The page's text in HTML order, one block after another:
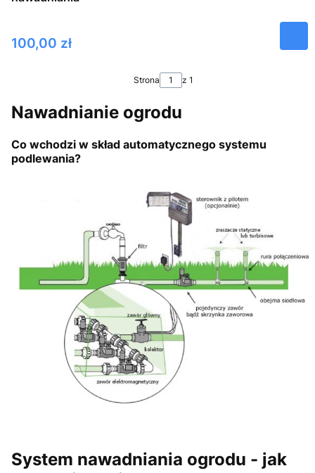
Cena
100,00 zł
Strona z 1
Nawadnianie ogrodu
Co wchodzi w skład automatycznego systemu
podlewania?
System nawadniania ogrodu - jak